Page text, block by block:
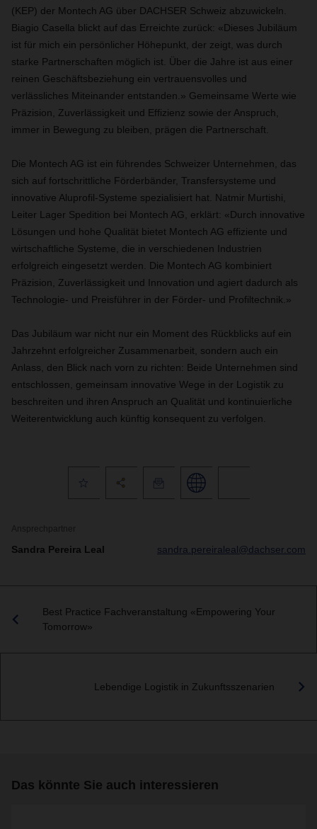
(KEP) der Montech AG über DACHSER Schweiz abzuwickeln.
Biagio Casella blickt auf das Erreichte zurück: «Dieses Jubiläum
ist für mich ein persönlicher Höhepunkt, der zeigt, was durch
starke Partnerschaften möglich ist. Über die Jahre ist aus einer
reinen Geschäftsbeziehung ein vertrauensvolles und
verlässliches Miteinander entstanden.» Gemeinsame Werte wie
Präzision, Zuverlässigkeit und Effizienz sowie der Anspruch,
immer in Bewegung zu bleiben, prägen die Partnerschaft.
Die Montech AG ist ein führendes Schweizer Unternehmen, das
sich auf fortschrittliche Förderbänder, Transfersysteme und
innovative Aluprofil-Systeme spezialisiert hat. Natmir Murtishi,
Leiter Lager Spedition bei Montech AG, erklärt: «Durch innovative
Lösungen und hohe Qualität bietet Montech AG effiziente und
wirtschaftliche Systeme, die in verschiedenen Industrien
erfolgreich eingesetzt werden. Die Montech AG kombiniert
Präzision, Zuverlässigkeit und Innovation und agiert dadurch als
Technologie- und Preisführer in der Förder- und Profiltechnik.»
Das Jubiläum war nicht nur ein Moment des Rückblicks auf ein
Jahrzehnt erfolgreicher Zusammenarbeit, sondern auch ein
Anlass, den Blick nach vorn zu richten: Beide Unternehmen sind
entschlossen, gemeinsam innovative Wege in der Logistik zu
beschreiten und ihren Anspruch an Qualität und kontinuierliche
Weiterentwicklung auch künftig konsequent zu verfolgen.
Ansprechpartner
Sandra Pereira Leal sandra.pereiraleal@dachser.com
Best Practice Fachveranstaltung «Empowering Your
Tomorrow»
Lebendige Logistik in Zukunftsszenarien
Das könnte Sie auch interessieren